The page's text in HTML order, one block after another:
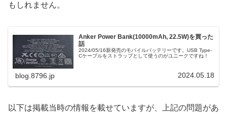
もしれません。
Anker Power Bank(10000mAh, 22.5W)を買った
話
2024/05/16新発売のモバイルバッテリーです。USB Type-
Cケーブルをストラップとして使うのがユニークですね！
blog.8796.jp 2024.05.18
以下は掲載当時の情報を載せていますが、上記の問題があ